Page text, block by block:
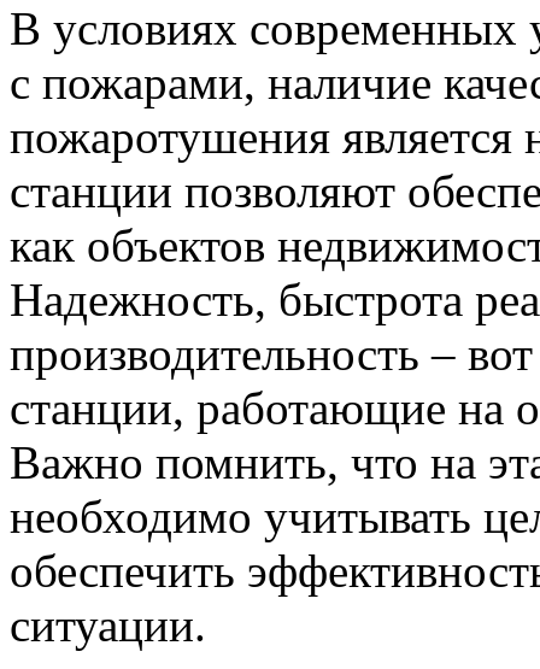
В условиях современных
с пожарами, наличие
пожаротушения
станции позволяют
как объектов
Надежность, быстрота
производительность –
станции, работающие на
Важно помнить, что на
необходимо учитывать
обеспечить
ситуации.